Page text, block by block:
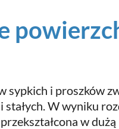
sypkich i proszków
W wyniku
w